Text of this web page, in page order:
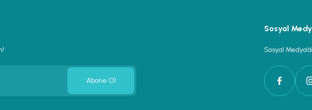
Abone Ol
Sosyal
Sosyal